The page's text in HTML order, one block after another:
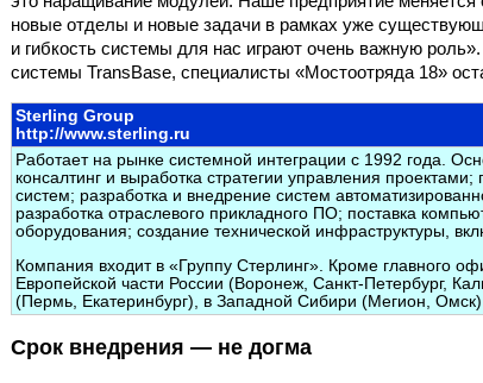
новые отделы и новые задачи в рамках уже
и гибкость системы для нас играют очень важную
системы TransBase, специалисты «Мостоотряда 18»
Sterling Group
http://www.sterling.ru
Работает на рынке системной интеграции с 1992 года.
консалтинг и выработка стратегии управления
систем; разработка и внедрение систем
разработка отраслевого прикладного ПО; поставка
оборудования; создание технической инфраструктуры,
Компания входит в «Группу Стерлинг». Кроме главного
Европейской части России (Воронеж, Санкт-Петербург,
(Пермь, Екатеринбург), в Западной Сибири (Мегион,
Срок внедрения — не догма